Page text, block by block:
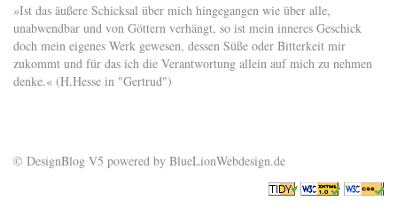
»Ist das äußere Schicksal über mich hingegangen wie über alle,
unabwendbar und von Göttern verhängt, so ist mein inneres Geschick
doch mein eigenes Werk gewesen, dessen Süße oder Bitterkeit mir
zukommt und für das ich die Verantwortung allein auf mich zu nehmen
denke.« (H.Hesse in "Gertrud")
© DesignBlog V5 powered by BlueLionWebdesign.de